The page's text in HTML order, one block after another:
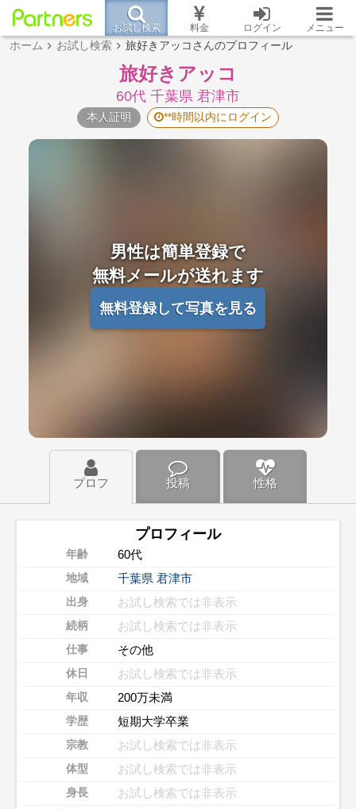
お試し検索 料金 ログイン メニュー
ホーム お試し検索 旅好きアッコさんのプロフィール
旅好きアッコ
60代 千葉県 君津市
本人証明 **時間以内にログイン
男性は簡単登録で
無料メールが送れます
無料登録して写真を見る
プロフ 投稿 性格
プロフィール
年齢 60代
地域 千葉県 君津市
出身 お試し検索では非表示
続柄 お試し検索では非表示
仕事 その他
休日 お試し検索では非表示
年収 200万未満
学歴 短期大学卒業
宗教 お試し検索では非表示
体型 お試し検索では非表示
身長 お試し検索では非表示